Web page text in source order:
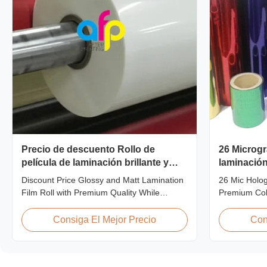
Precio de descuento Rollo de
película de laminación brillante y
mate con calidad superior
Discount Price Glossy and Matt Lamination
Film Roll with Premium Quality While
matte lamination film rolls, we maintain
premium quality with the utmost sincerity.
Consiga El Mejor Precio
26
película
primera
26 Mic
Premium
Film
Base Film